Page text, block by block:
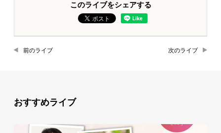
このライブをシェアする
前のライブ 次のライブ
おすすめライブ